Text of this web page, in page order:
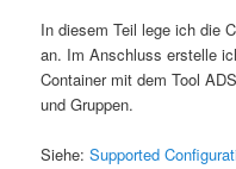
In diesem Teil lege ich die
an. Im Anschluss erstelle
Container mit dem Tool
und Gruppen.
Siehe:Supported